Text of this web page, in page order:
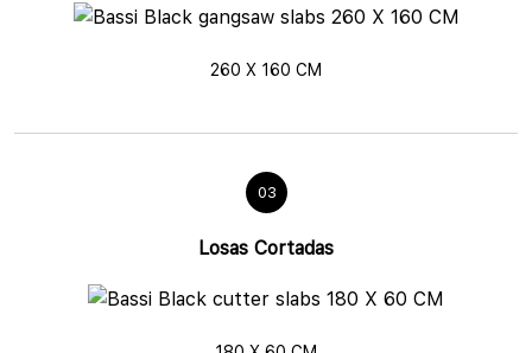
260 X 160 CM
03
Losas Cortadas